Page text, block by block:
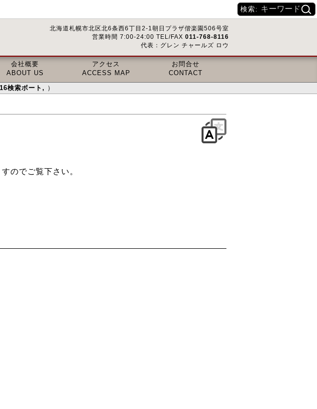
検索:
北海道札幌市北区北6条西6丁目2-1朝日プラザ偕楽園506号室
営業時間 7:00-24:00 TEL/FAX 011-768-8116
代表：グレン チャールズ ロウ
会社概要
ABOUT US
アクセス
ACCESS MAP
お問合せ
CONTACT
16検索ボート , ）
のでご覧下さい。